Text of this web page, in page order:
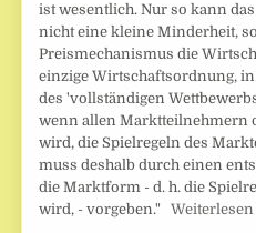
ist wesentlich. Nur so kann
nicht eine kleine Minderheit,
Preismechanismus die
einzige Wirtschaftsordnung,
des 'vollständigen
wenn allen Marktteilnehmern
wird, die Spielregeln des
muss deshalb durch einen
die Marktform - d. h. die
wird, - vorgeben."